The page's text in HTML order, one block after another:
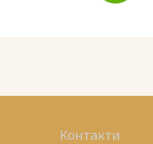
Контакти